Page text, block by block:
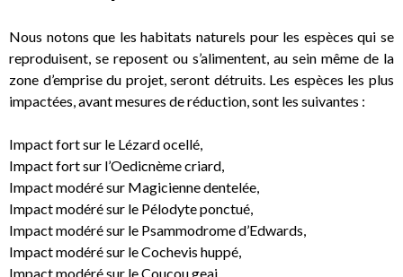
Nous notons que les habitats naturels pour les espèces qui se
reproduisent, se reposent ou s’alimentent, au sein même de la
zone d’emprise du projet, seront détruits. Les espèces les plus
impactées, avant mesures de réduction, sont les suivantes :
Impact fort sur le Lézard ocellé,
Impact fort sur l’Oedicnème criard,
Impact modéré sur Magicienne dentelée,
Impact modéré sur le Pélodyte ponctué,
Impact modéré sur le Psammodrome d’Edwards,
Impact modéré sur le Cochevis huppé,
Impact modéré sur le Coucou geai,